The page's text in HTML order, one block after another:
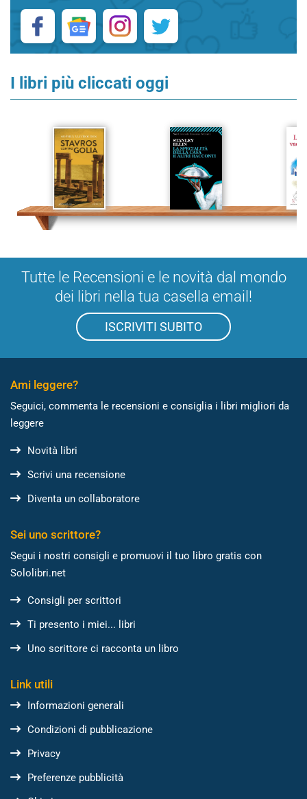
I libri più cliccati oggi
Tutte le Recensioni e le novità dal mondo
dei libri nella tua casella email!
ISCRIVITI SUBITO
Ami leggere?
Seguici, commenta le recensioni e consiglia i libri migliori da
leggere
Novità libri
Scrivi una recensione
Diventa un collaboratore
Sei uno scrittore?
Segui i nostri consigli e promuovi il tuo libro gratis con
Sololibri.net
Consigli per scrittori
Ti presento i miei... libri
Uno scrittore ci racconta un libro
Link utili
Informazioni generali
Condizioni di pubblicazione
Privacy
Preferenze pubblicità